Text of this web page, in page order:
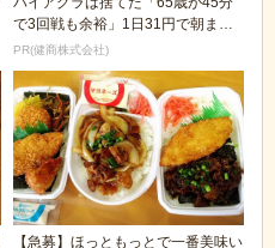
で3回戦も余裕」1日31円で朝まで
絶好調！
PR(健商株式会社)
【急募】ほっともっとで一番美味い